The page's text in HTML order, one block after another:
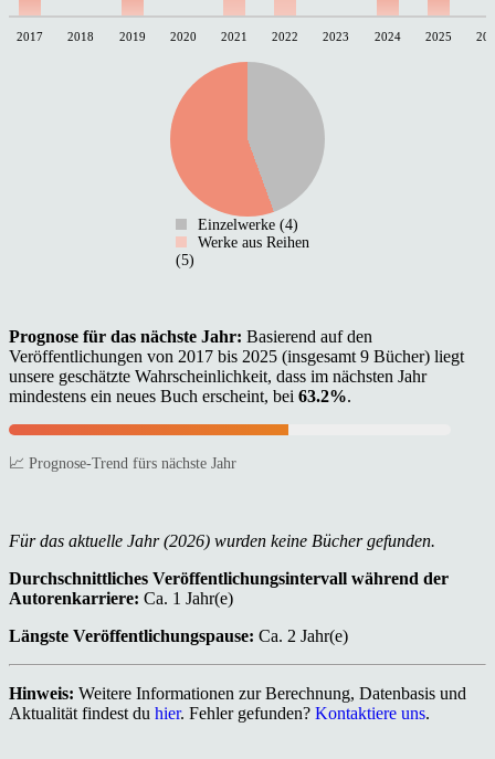
2017 2018 2019 2020 2021 2022 2023 2024 2025
Einzelwerke (4)
Werke aus Reihen
(5)
Prognose für das nächste Jahr: Basierend auf den
Veröffentlichungen von 2017 bis 2025 (insgesamt 9 Bücher) liegt
unsere geschätzte Wahrscheinlichkeit, dass im nächsten Jahr
mindestens ein neues Buch erscheint, bei 63.2%.
📈 Prognose-Trend fürs nächste Jahr
Für das aktuelle Jahr (2026) wurden keine Bücher gefunden.
Durchschnittliches Veröffentlichungsintervall während der
Autorenkarriere: Ca. 1 Jahr(e)
Längste Veröffentlichungspause: Ca. 2 Jahr(e)
Hinweis: Weitere Informationen zur Berechnung, Datenbasis und
Aktualität findest du hier. Fehler gefunden? Kontaktiere uns.